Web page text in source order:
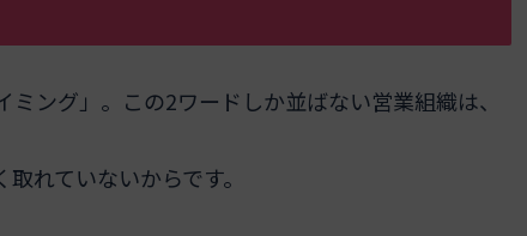
ング」。この2ワードしか並ばない営業組織は、
れていないからです。